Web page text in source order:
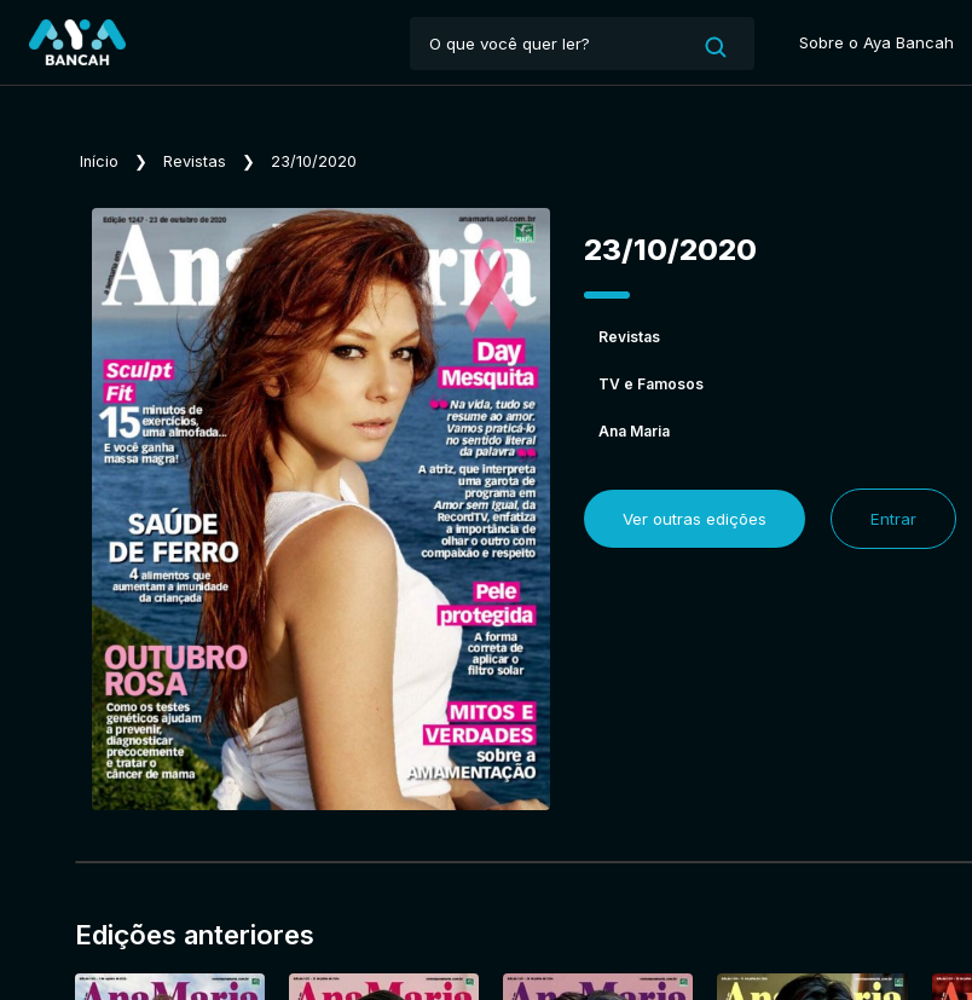
Sobre o Aya Bancah
Início ❯ Revistas ❯ 23/10/2020
23/10/2020
Revistas
TV e Famosos
Ana Maria
Ver outras edições Entrar
Edições anteriores